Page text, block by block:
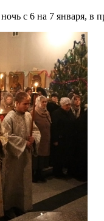
с 6 на 7 января, в